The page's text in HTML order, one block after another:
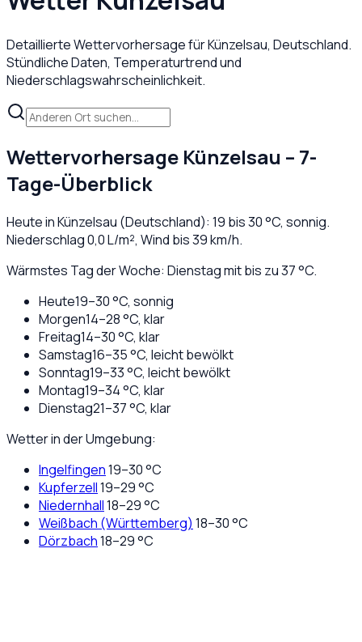
Detaillierte Wettervorhersage fürKünzelsau, Deutschland.
Stündliche Daten, Temperaturtrend und
Niederschlagswahrscheinlichkeit.
Wettervorhersage Künzelsau – 7-
Tage-Überblick
Heute inKünzelsau (Deutschland): 19 bis30°C, sonnig.
Niederschlag0,0L/m², Wind bis39km/h.
Wärmstes Tag der Woche: Dienstag mit bis zu 37 °C.
Heute19–30°C, sonnig
Morgen14–28°C, klar
Freitag14–30°C, klar
Samstag16–35°C, leicht bewölkt
Sonntag19–33°C, leicht bewölkt
Montag19–34°C, klar
Dienstag21–37°C, klar
Wetter in der Umgebung:
Ingelfingen19–30°C
Kupferzell19–29°C
Niedernhall18–29°C
Weißbach (Württemberg) 18–30°C
Dörzbach18–29°C